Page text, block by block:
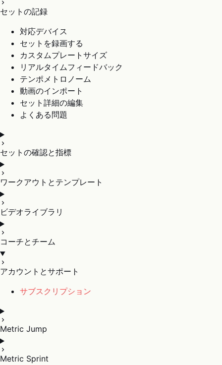
セットの記録
対応デバイス
セットを録画する
カスタムプレートサイズ
リアルタイムフィードバック
テンポメトロノーム
動画のインポート
セット詳細の編集
よくある問題
セットの確認と指標
ワークアウトとテンプレート
ビデオライブラリ
コーチとチーム
アカウントとサポート
サブスクリプション
Metric Jump
Metric Sprint